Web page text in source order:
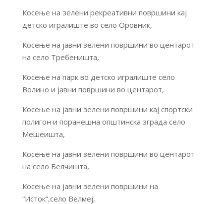
Косење на зелени рекреативни површини кај
детско игралиште во село Оровник,
Косење на јавни зелени површини во центарот
на село Требеништа,
Косење на парк во детско игралиште село
Волино и јавни површини во центарот,
Косење на јавни зелени површини кај спортски
полигон и поранешна општинска зграда село
Мешеишта,
Косење на јавни зелени површини во центарот
на село Белчишта,
Косење на јавни зелени површини на
“Исток”,село Велмеј,